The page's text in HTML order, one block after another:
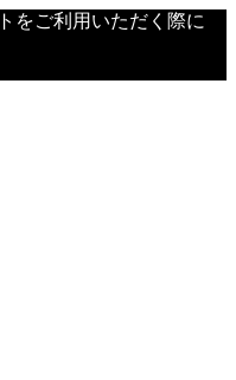
をご利用いただく際に